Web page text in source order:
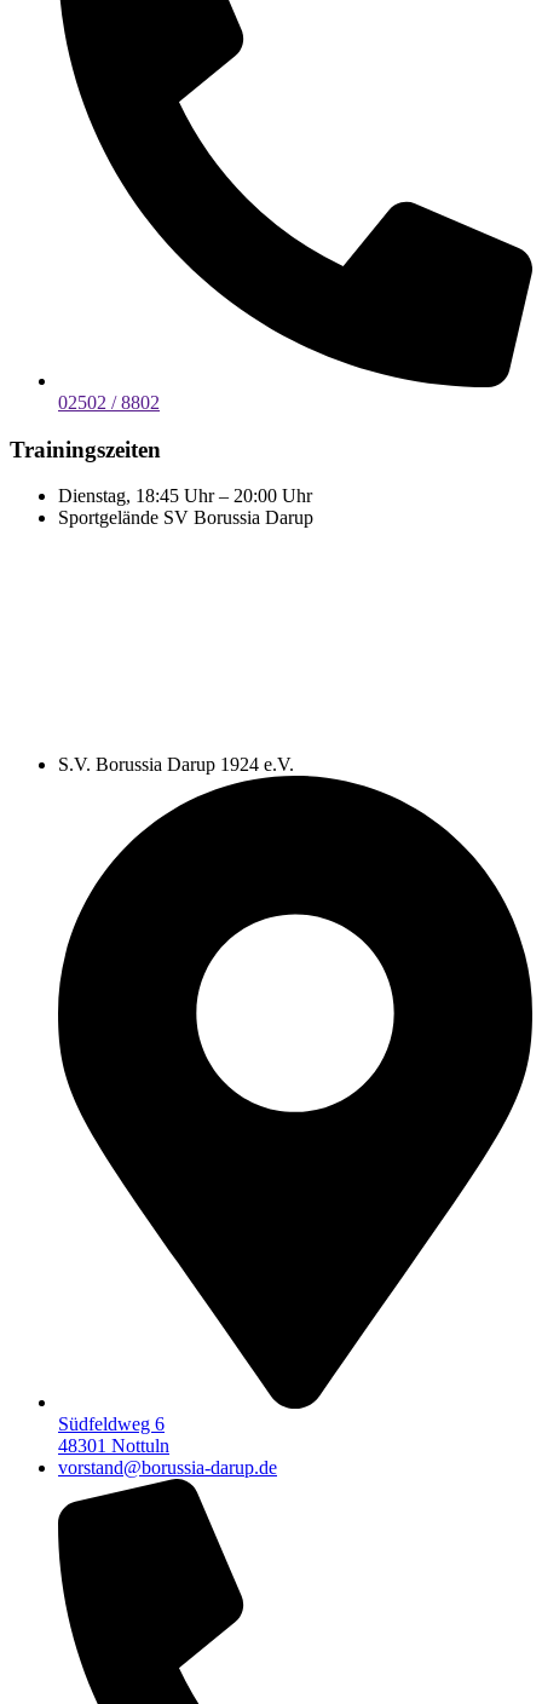
02502 / 8802
Trainingszeiten
Dienstag, 18:45 Uhr – 20:00 Uhr
Sportgelände SV Borussia Darup
S.V. Borussia Darup 1924 e.V.
Südfeldweg 6
48301 Nottuln
vorstand@borussia-darup.de